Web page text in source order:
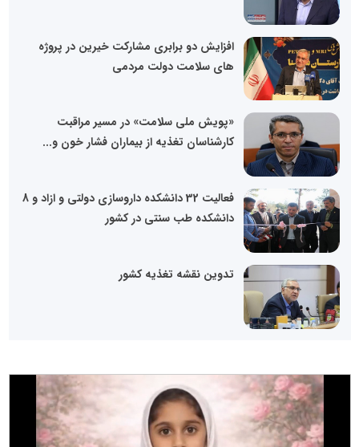
افزایش دو برابری مشارکت خیرین در پروژه
های سلامت دولت مردمی
«پویش ملی سلامت» در مسیر مراقبت
کارشناسان تغذیه از بیماران فشار خون و...
فعالیت 32 دانشکده داروسازی دولتی و ازاد و 8
دانشکده طب سنتی در کشور
تدوین نقشه تغذیه کشور